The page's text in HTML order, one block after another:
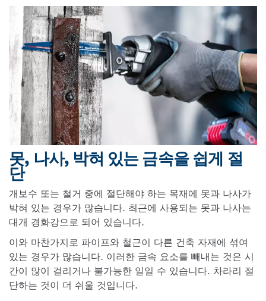
못, 나사, 박혀 있는 금속을 쉽게 절
단
개보수 또는 철거 중에 절단해야 하는 목재에 못과 나사가
박혀 있는 경우가 많습니다. 최근에 사용되는 못과 나사는
대개 경화강으로 되어 있습니다.
이와 마찬가지로 파이프와 철근이 다른 건축 자재에 섞여
있는 경우가 많습니다. 이러한 금속 요소를 빼내는 것은 시
간이 많이 걸리거나 불가능한 일일 수 있습니다. 차라리 절
단하는 것이 더 쉬울 것입니다.